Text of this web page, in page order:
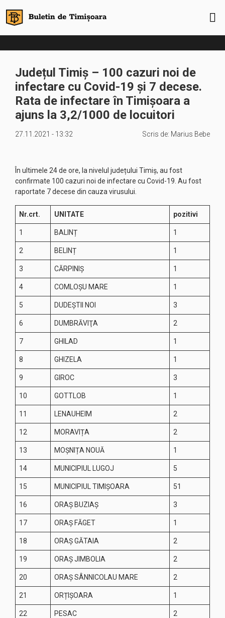
Județul Timiș – 100 cazuri noi de
infectare cu Covid-19 și 7 decese.
Rata de infectare în Timișoara a
ajuns la 3,2/1000 de locuitori
27.11.2021 - 13:32 Scris de: Marius Bebe
În ultimele 24 de ore, la nivelul județului Timiș, au fost
confirmate 100 cazuri noi de infectare cu Covid-19. Au fost
raportate 7 decese din cauza virusului.
Nr.crt. UNITATE pozitivi
1 BALINȚ 1
2 BELINȚ 1
3 CĂRPINIŞ 1
4 COMLOŞU MARE 1
5 DUDEȘTII NOI 3
6 DUMBRĂVIŢA 2
7 GHILAD 1
8 GHIZELA 1
9 GIROC 3
10 GOTTLOB 1
11 LENAUHEIM 2
12 MORAVIȚA 2
13 MOȘNIȚA NOUĂ 1
14 MUNICIPIUL LUGOJ 5
15 MUNICIPIUL TIMIŞOARA 51
16 ORAŞ BUZIAŞ 3
17 ORAȘ FĂGET 1
18 ORAŞ GĂTAIA 2
19 ORAŞ JIMBOLIA 2
20 ORAŞ SÂNNICOLAU MARE 2
21 ORȚIȘOARA 1
22 PESAC 2